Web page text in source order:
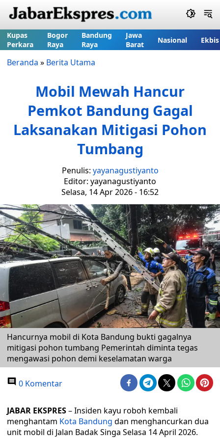
Kupas
Perkara
Bogor
Raya
Bandung
Raya
Jawa
Barat
Nasional Ekbis
Beranda » Berita Utama
Mobil Mewah Hancur
Pemkot Bandung Gagal
Laksanakan Mitigasi Pohon
Tumbang
Penulis: yayanagustiyanto
Editor: yayanagustiyanto
Selasa, 14 Apr 2026 - 16:52
Hancurnya mobil di Kota Bandung bukti gagalnya
mitigasi pohon tumbang Pemerintah diminta tegas
mengawasi pohon demi keselamatan warga
0 Komentar
JABAR EKSPRES– Insiden kayu roboh kembali
menghantam Kota Bandung dan menghancurkan dua
unit mobil di Jalan Badak Singa Selasa 14 April 2026.